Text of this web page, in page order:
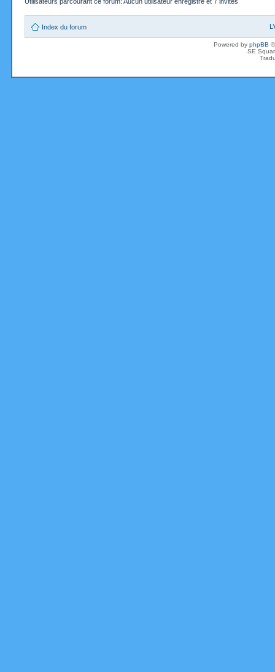
Index du forum
Powered by phpBB
SE